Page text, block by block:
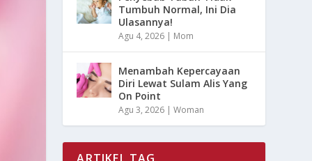
Tumbuh Normal, Ini Dia
Ulasannya!
Agu 4, 2026 | Mom
Menambah Kepercayaan
Diri Lewat Sulam Alis Yang
On Point
Agu 3, 2026 |Woman